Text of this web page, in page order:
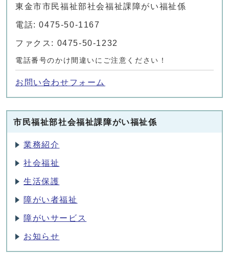
東金市市民福祉部社会福祉課障がい福祉係
電話: 0475-50-1167
ファクス: 0475-50-1232
電話番号のかけ間違いにご注意ください！
お問い合わせフォーム
市民福祉部社会福祉課障がい福祉係
業務紹介
社会福祉
生活保護
障がい者福祉
障がいサービス
お知らせ